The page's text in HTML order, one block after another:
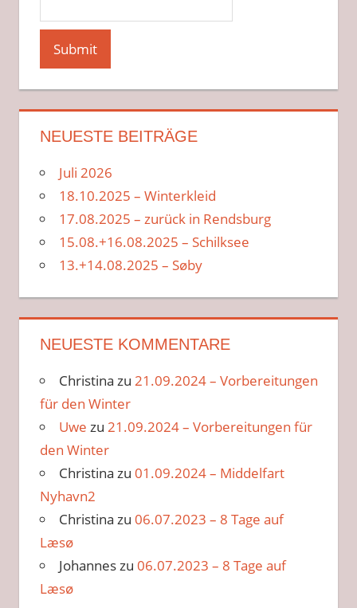
NEUESTE BEITRÄGE
Juli 2026
18.10.2025 – Winterkleid
17.08.2025 – zurück in Rendsburg
15.08.+16.08.2025 – Schilksee
13.+14.08.2025 – Søby
NEUESTE KOMMENTARE
Christina zu 21.09.2024 – Vorbereitungen
für den Winter
Uwe zu 21.09.2024 – Vorbereitungen für
den Winter
Christina zu 01.09.2024 – Middelfart
Nyhavn2
Christina zu 06.07.2023 – 8 Tage auf
Læsø
Johanneszu 06.07.2023 – 8 Tage auf
Læsø